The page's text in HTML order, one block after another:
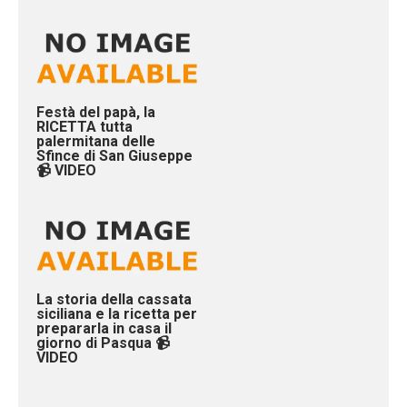
Festà del papà, la
RICETTA tutta
palermitana delle
Sfince di San Giuseppe
📹 VIDEO
La storia della cassata
siciliana e la ricetta per
prepararla in casa il
giorno di Pasqua 📹
VIDEO